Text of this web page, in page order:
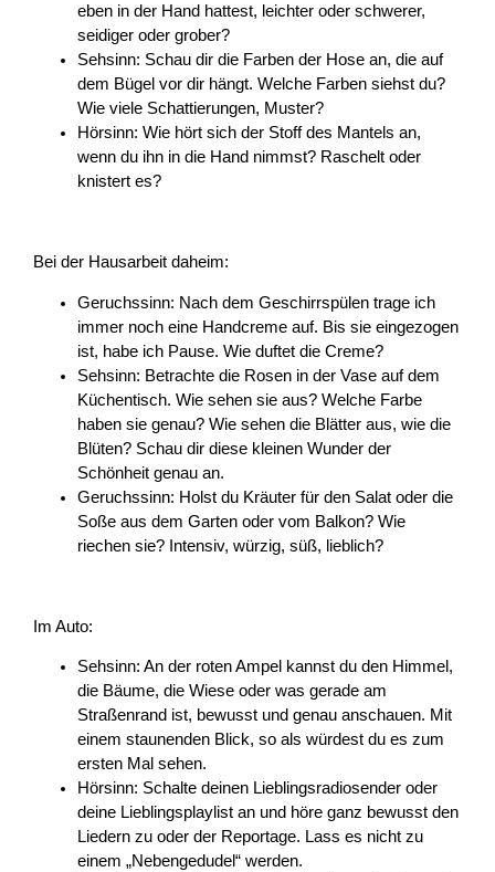
eben in der Hand hattest, leichter oder schwerer,
seidiger oder grober?
Sehsinn: Schau dir die Farben der Hose an, die auf
dem Bügel vor dir hängt. Welche Farben siehst du?
Wie viele Schattierungen, Muster?
Hörsinn: Wie hört sich der Stoff des Mantels an,
wenn du ihn in die Hand nimmst? Raschelt oder
knistert es?
Bei der Hausarbeit daheim:
Geruchssinn: Nach dem Geschirrspülen trage ich
immer noch eine Handcreme auf. Bis sie eingezogen
ist, habe ich Pause. Wie duftet die Creme?
Sehsinn: Betrachte die Rosen in der Vase auf dem
Küchentisch. Wie sehen sie aus? Welche Farbe
haben sie genau? Wie sehen die Blätter aus, wie die
Blüten? Schau dir diese kleinen Wunder der
Schönheit genau an.
Geruchssinn: Holst du Kräuter für den Salat oder die
Soße aus dem Garten oder vom Balkon? Wie
riechen sie? Intensiv, würzig, süß, lieblich?
Im Auto:
Sehsinn: An der roten Ampel kannst du den Himmel,
die Bäume, die Wiese oder was gerade am
Straßenrand ist, bewusst und genau anschauen. Mit
einem staunenden Blick, so als würdest du es zum
ersten Mal sehen.
Hörsinn: Schalte deinen Lieblingsradiosender oder
deine Lieblingsplaylist an und höre ganz bewusst den
Liedern zu oder der Reportage. Lass es nicht zu
einem „Nebengedudel“ werden.